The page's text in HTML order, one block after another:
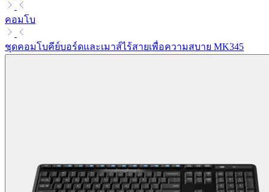
คอมโบ
ชุดคอมโบคีย์บอร์ดและเมาส์ไร้สายเพื่อความสบาย MK345